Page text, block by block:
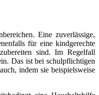
Eine zuverlässige,
für eine kindgerechte
sind. Im Regelfall
Das ist bei schulpflichtigen
indem sie beispielsweise